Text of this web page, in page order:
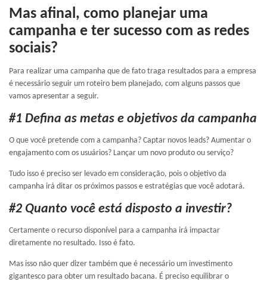
Mas afinal, como planejar uma
campanha e ter sucesso com as redes
sociais?
Para realizar uma campanha que de fato traga resultados para a empresa
é necessário seguir um roteiro bem planejado, com alguns passos que
vamos apresentar a seguir.
#1 Defina as metas e objetivos da campanha
O que você pretende com a campanha? Captar novos leads? Aumentar o
engajamento com os usuários? Lançar um novo produto ou serviço?
Tudo isso é preciso ser levado em consideração, pois o objetivo da
campanha irá ditar os próximos passos e estratégias que você adotará.
#2 Quanto você está disposto a investir?
Certamente o recurso disponível para a campanha irá impactar
diretamente no resultado. Isso é fato.
Mas isso não quer dizer também que é necessário um investimento
gigantesco para obter um resultado bacana. É preciso equilibrar o